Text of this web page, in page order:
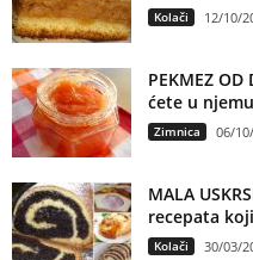
Kolači 12/10/
PEKMEZ
ćete u
Zimnica 06/
MALA
recepata
Kolači 30/03/